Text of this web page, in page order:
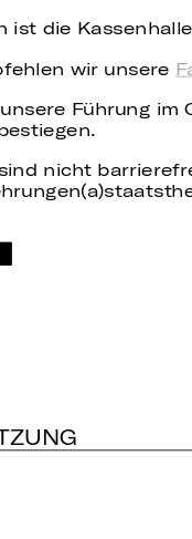
die
wir unsere
Führung
nicht